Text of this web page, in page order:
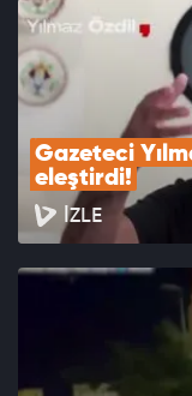
Gazeteci
eleştirdi!
İZLE